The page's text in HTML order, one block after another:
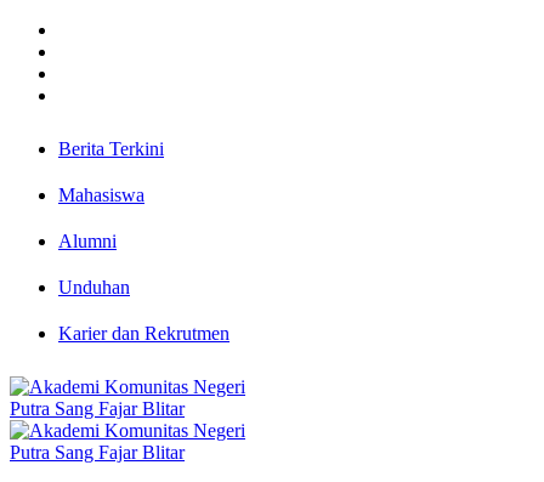
Berita Terkini
Mahasiswa
Alumni
Unduhan
Karier dan Rekrutmen